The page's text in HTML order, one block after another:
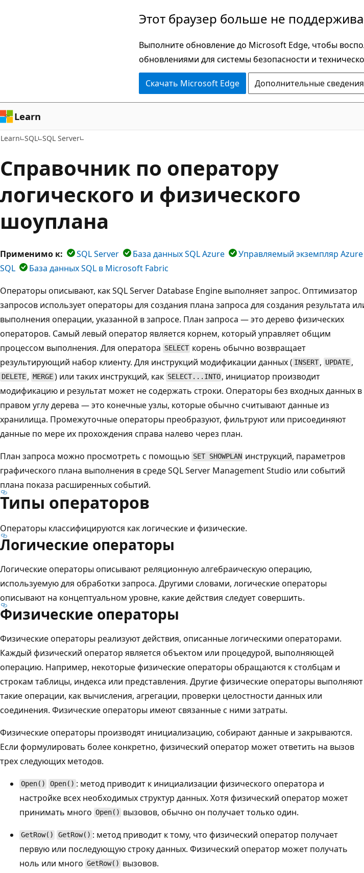
Этот браузер больше не
Выполните обновление до Microsoft Edge, чтобы
обновлениями для системы безопасности и
Скачать Microsoft Edge Дополнительные
Learn
Learn SQL SQL Server
Справочник по оператору
логического и физического
шоуплана
Применимо к: SQL Server База данных SQL Azure
Управляемый экземпляр Azure
SQL
База данных SQL в Microsoft Fabric
Операторы описывают, как SQL Server Database Engine выполняет запрос. Оптимизатор
запросов использует операторы для создания плана запроса для создания результата
выполнения операции, указанной в запросе. План запроса — это дерево физических
операторов. Самый левый оператор является корнем, который управляет общим
процессом выполнения. Для оператора SELECT корень обычно возвращает
результирующий набор клиенту. Для инструкций модификации данных ( INSERT , UPDATE ,
DELETE ,MERGE) или таких инструкций, как SELECT...INTO , инициатор производит
модификацию и результат может не содержать строки. Операторы без входных данных в
правом углу дерева — это конечные узлы, которые обычно считывают данные из
хранилища. Промежуточные операторы преобразуют, фильтруют или присоединяют
данные по мере их прохождения справа налево через план.
План запроса можно просмотреть с помощью SET SHOWPLAN инструкций, параметров
графического плана выполнения в среде SQL Server Management Studio или событий
плана показа расширенных событий.
Типы операторов
Операторы классифицируются как логические и физические.
Логические операторы
Логические операторы описывают реляционную алгебраическую операцию,
используемую для обработки запроса. Другими словами, логические операторы
описывают на концептуальном уровне, какие действия следует совершить.
Физические операторы
Физические операторы реализуют действия, описанные логическими операторами.
Каждый физический оператор является объектом или процедурой, выполняющей
операцию. Например, некоторые физические операторы обращаются к столбцам и
строкам таблицы, индекса или представления. Другие физические операторы выполняют
такие операции, как вычисления, агрегации, проверки целостности данных или
соединения. Физические операторы имеют связанные с ними затраты.
Физические операторы производят инициализацию, собирают данные и закрываются.
Если формулировать более конкретно, физический оператор может ответить на вызов
трех следующих методов.
Open() Open() : метод приводит к инициализации физического оператора и
настройке всех необходимых структур данных. Хотя физический оператор может
принимать много Open() вызовов, обычно он получает только один.
GetRow() GetRow() : метод приводит к тому, что физический оператор получает
первую или последующую строку данных. Физический оператор может получать
ноль или много GetRow() вызовов.